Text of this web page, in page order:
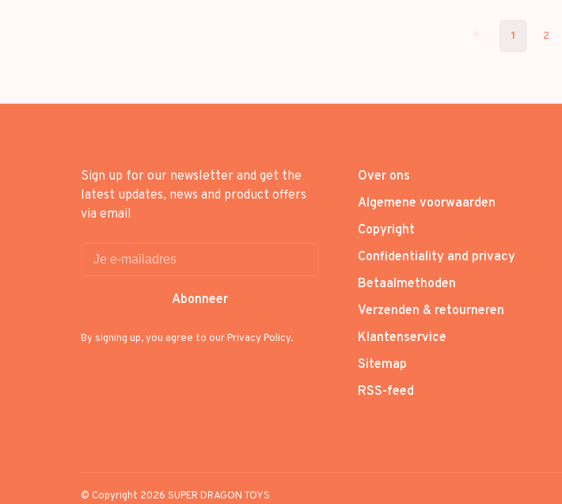
1 2
Sign up for our newsletter and get the
latest updates, news and product offers
via email
Abonneer
By signing up, you agree to our Privacy Policy.
Over ons
Algemene voorwaarden
Copyright
Confidentiality and privacy
Betaalmethoden
Verzenden & retourneren
Klantenservice
Sitemap
RSS-feed
© Copyright 2026 SUPER DRAGON TOYS